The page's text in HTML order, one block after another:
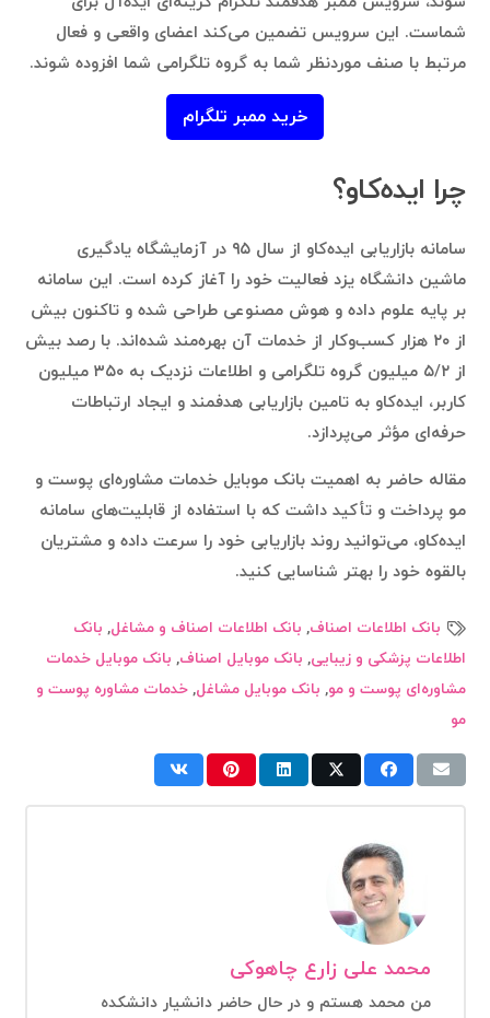
شماست. این سرویس تضمین می‌کند اعضای واقعی و فعال
مرتبط با صنف موردنظر شما به گروه تلگرامی شما افزوده شوند.
خرید ممبر تلگرام
چرا ایده‌کاو؟
سامانه بازاریابی ایده‌کاو از سال ۹۵ در آزمایشگاه یادگیری
ماشین دانشگاه یزد فعالیت خود را آغاز کرده است. این سامانه
بر پایه علوم داده و هوش مصنوعی طراحی شده و تاکنون بیش
از ۲۰ هزار کسب‌وکار از خدمات آن بهره‌مند شده‌اند. با رصد بیش
از ۵/۲ میلیون گروه تلگرامی و اطلاعات نزدیک به ۳۵۰ میلیون
کاربر، ایده‌کاو به تامین بازاریابی هدفمند و ایجاد ارتباطات
حرفه‌ای مؤثر می‌پردازد.
مقاله حاضر به اهمیت بانک موبایل خدمات مشاوره‌ای پوست و
مو پرداخت و تأکید داشت که با استفاده از قابلیت‌های سامانه
ایده‌کاو، می‌توانید روند بازاریابی خود را سرعت داده و مشتریان
بالقوه خود را بهتر شناسایی کنید.
بانک اطلاعات اصناف, بانک اطلاعات اصناف و مشاغل, بانک
اطلاعات پزشکی و زیبایی, بانک موبایل اصناف, بانک موبایل خدمات
مشاوره‌ای پوست و مو, بانک موبایل مشاغل,خدمات مشاوره پوست و
مو
محمد علی زارع چاهوکی
من محمد هستم و در حال حاضر دانشیار دانشکده